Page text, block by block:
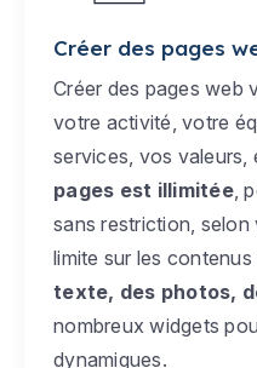
Créer des pages
Créer des pages web
votre activité, votre
services, vos valeurs,
pages est illimitée,
sans restriction,
limite sur les
texte, des photos,
nombreux widgets
dynamiques.